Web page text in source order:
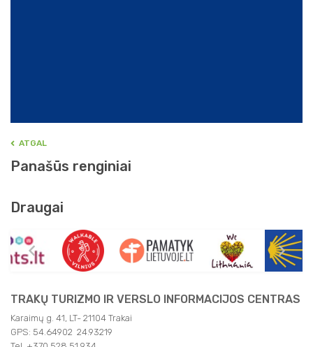
ATGAL
Panašūs renginiai
Draugai
TRAKŲ TURIZMO IR VERSLO INFORMACIJOS CENTRAS
Karaimų g. 41, LT- 21104 Trakai
GPS: 54.64902 24.93219